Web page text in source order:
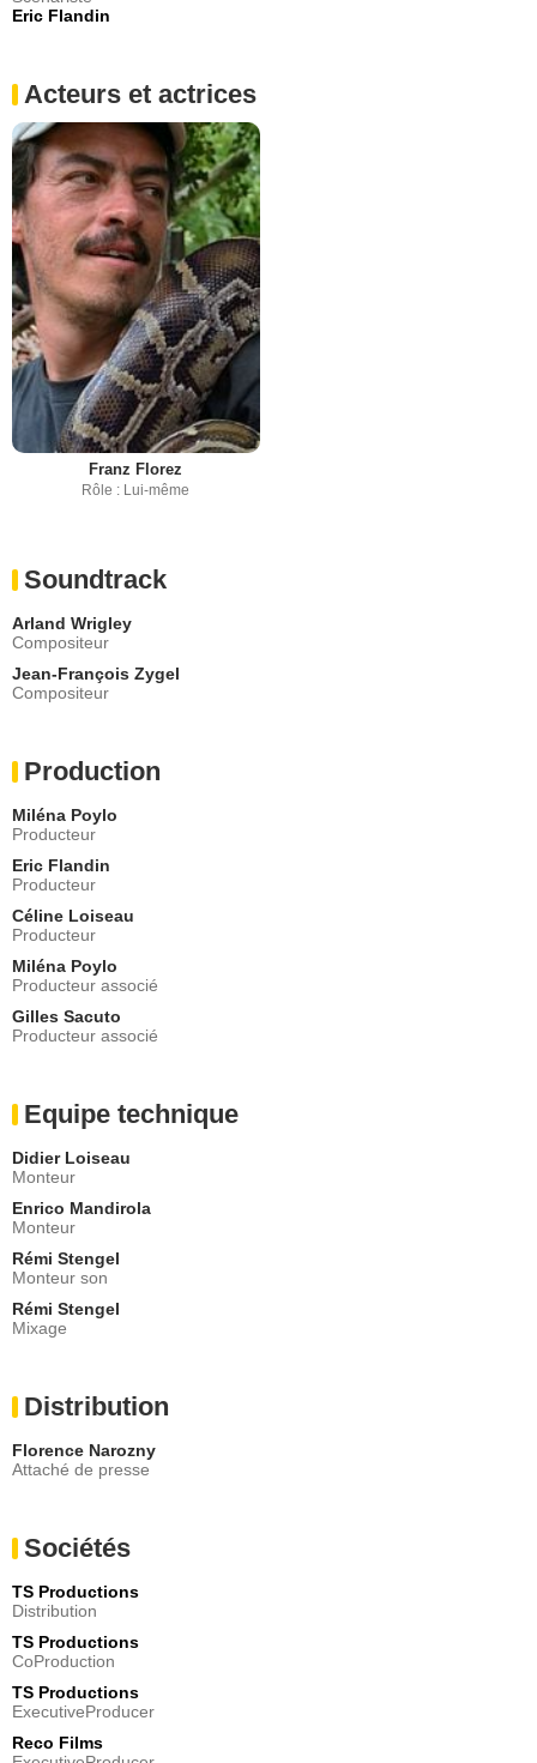
Eric Flandin
Acteurs et actrices
Franz Florez
Rôle : Lui-même
Soundtrack
Arland Wrigley
Compositeur
Jean-François Zygel
Compositeur
Production
Miléna Poylo
Producteur
Eric Flandin
Producteur
Céline Loiseau
Producteur
Miléna Poylo
Producteur associé
Gilles Sacuto
Producteur associé
Equipe technique
Didier Loiseau
Monteur
Enrico Mandirola
Monteur
Rémi Stengel
Monteur son
Rémi Stengel
Mixage
Distribution
Florence Narozny
Attaché de presse
Sociétés
TS Productions
Distribution
TS Productions
CoProduction
TS Productions
ExecutiveProducer
Reco Films